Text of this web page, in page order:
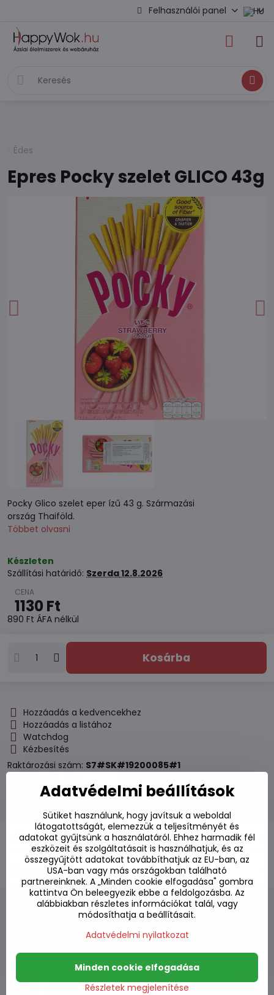
Felhasználói panel
Keresés
Édes
Epres Pocky szelet GLICO 43g
Pocky Glico szelet eper ízű 43 g. Származási
ország Thaiföld.
Többet olvasni
Készleten
Szállítási határidő: Szerda12.8.2026
1130 Ft
890 Ft ÁFA nélkül
Kosárba
Hozzáadás a kedvencekhez
Hozzáadás a listához
Watchdog
Kézbesítés
Raktározási szám: S7#SK#19200085#1
Leírás
0
Alternatív termékek
Pocky Sakura Matcha Matcha GLICO 101,6g
Készleten
Adatvédelmi beállítások
Sütiket használunk, hogy javítsuk a weboldal
látogatottságát, elemezzük a teljesítményét és
adatokat gyűjtsünk a használatáról. Ehhez harmadik fél
eszközeit és szolgáltatásait is használhatjuk, és az
összegyűjtött adatokat továbbíthatjuk az EU-ban, az
USA-ban vagy más országokban található
partnereinknek. A „Minden cookie elfogadása" gombra
kattintva Ön beleegyezik ebbe a feldolgozásba. Az
alábbiakban részletes információkat talál, vagy
módosíthatja a beállításait.
Adatvédelmi nyilatkozat
Részletek megjelenítése
Minden cookie elfogadása